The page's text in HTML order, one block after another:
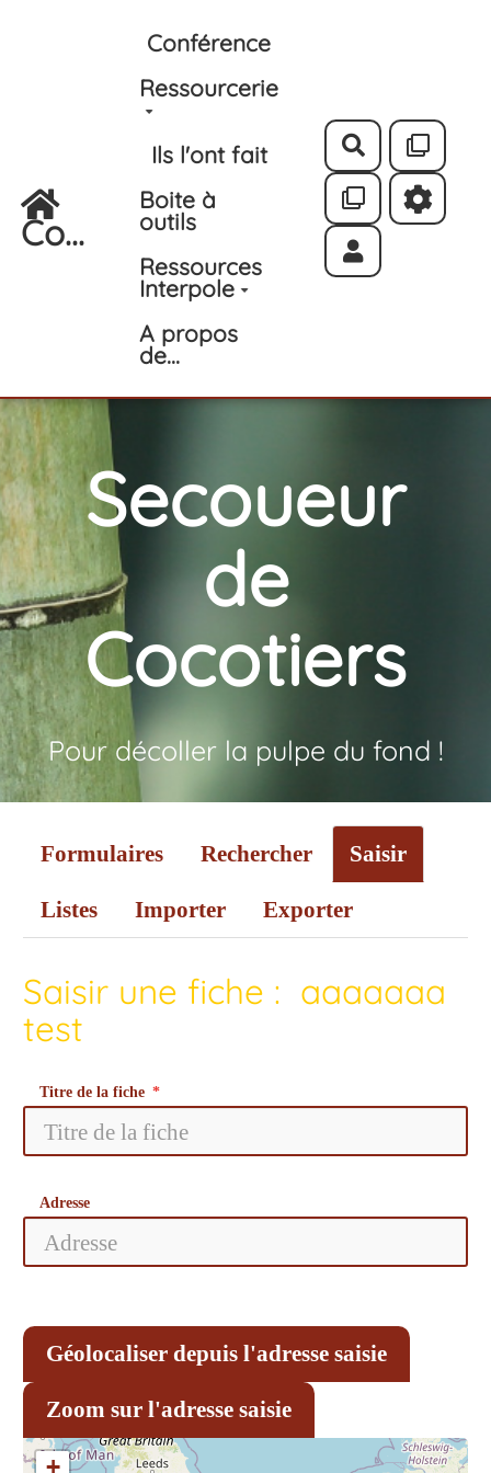
Aller au contenu principal
Co...
Conférence
Ressourcerie
Ils l'ont fait
Boite à
outils
Ressources
Interpole
A propos
de...
Rechercher
Secoueur
de
Cocotiers
Pour décoller la pulpe du fond !
Formulaires Rechercher Saisir
Listes Importer Exporter
Saisir une fiche : aaaaaaa
test
Titre de la fiche
Adresse
Géolocaliser depuis l'adresse saisie
Zoom sur l'adresse saisie
+